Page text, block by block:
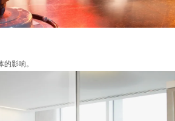
影响。